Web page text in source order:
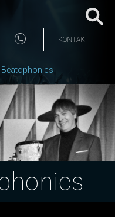
KONTAKT
Beatophonics